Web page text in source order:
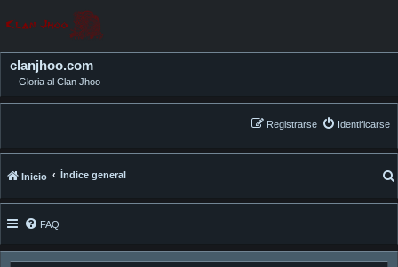
clanjhoo.com
Gloria al Clan Jhoo
Identificarse
Registrarse
Inicio Índice general
FAQ